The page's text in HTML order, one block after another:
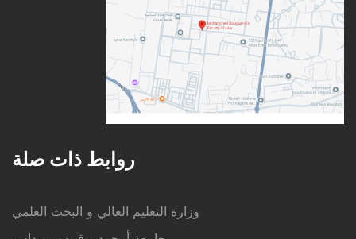
روابط ذات صلة
وزارة التعليم العالي و البحث العلمي